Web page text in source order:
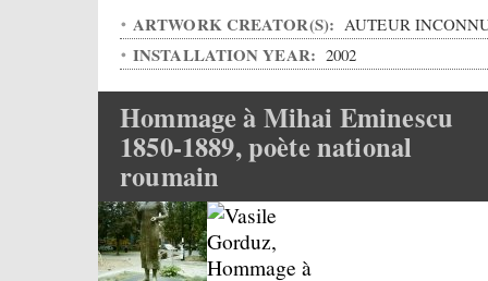
ARTWORK CREATOR(S): AUTEUR
INSTALLATION YEAR: 2002
Hommage à Mihai Eminescu
1850-1889, poète national
roumain